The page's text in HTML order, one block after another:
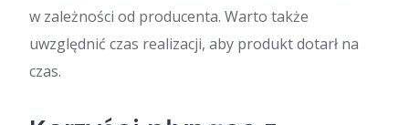
w zależności od producenta. Warto także
uwzględnić czas realizacji, aby produkt dotarł na
czas.